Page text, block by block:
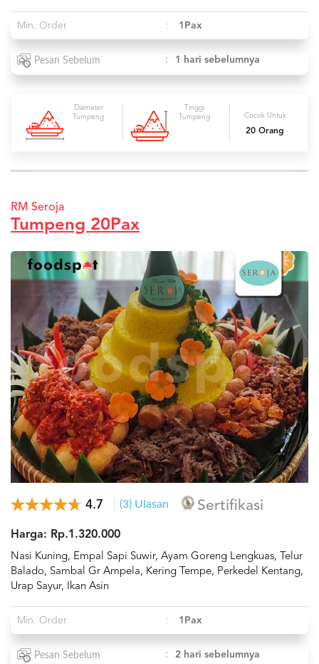
Min. Order : 1Pax
Pesan Sebelum : 1 hari sebelumnya
Diameter
Tumpeng
Tinggi
Tumpeng
Cocok Untuk
20 Orang
RM Seroja
Tumpeng 20Pax
4.7 (3) Ulasan Sertifikasi
Harga: Rp.1.320.000
Nasi Kuning, Empal Sapi Suwir, Ayam Goreng Lengkuas, Telur
Balado, Sambal Gr Ampela, Kering Tempe, Perkedel Kentang,
Urap Sayur, Ikan Asin
Min. Order : 1Pax
Pesan Sebelum : 2 hari sebelumnya